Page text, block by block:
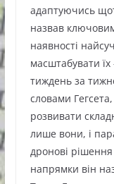
адаптуючись
назвав
наявності
масштабувати
тиждень за
словами
розвивати
лише вони, і
дронові
напрямки він